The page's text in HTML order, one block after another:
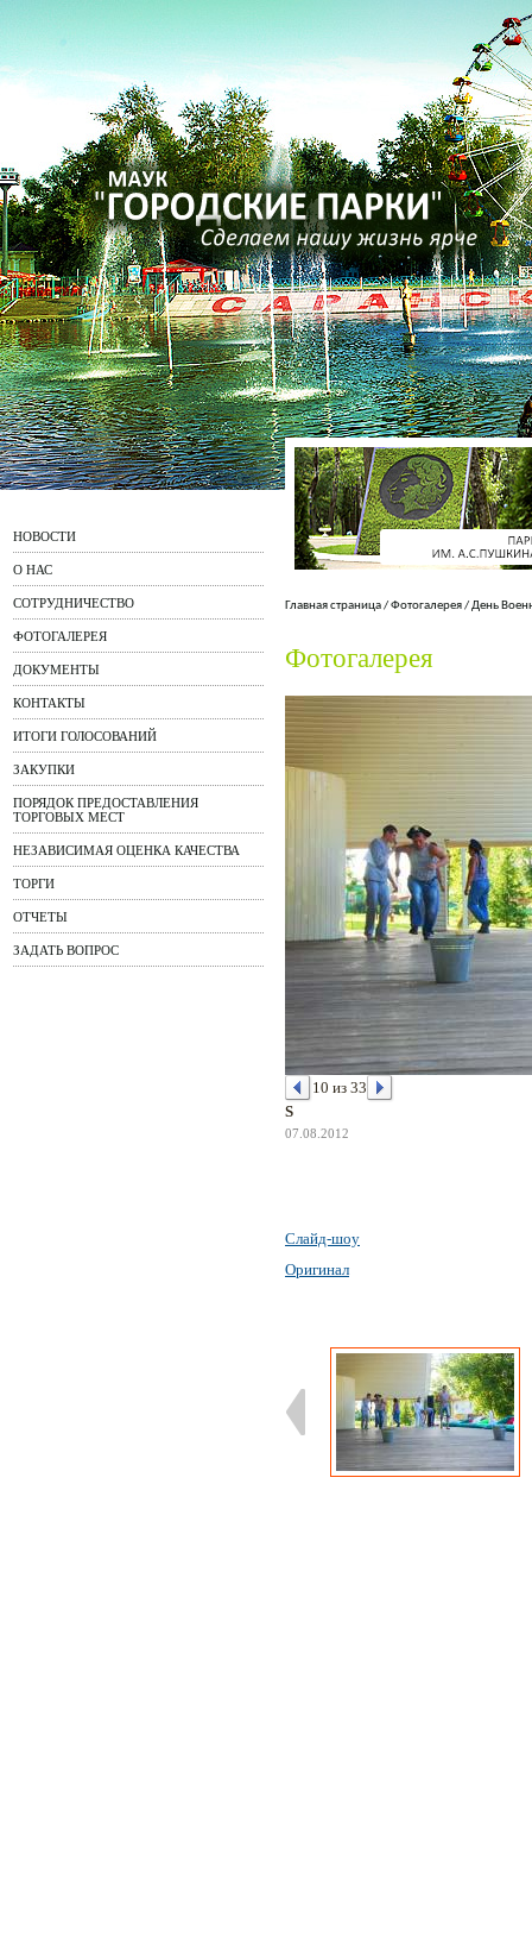
НОВОСТИ
О НАС
СОТРУДНИЧЕСТВО
ФОТОГАЛЕРЕЯ
ДОКУМЕНТЫ
КОНТАКТЫ
ИТОГИ ГОЛОСОВАНИЙ
ЗАКУПКИ
ПОРЯДОК ПРЕДОСТАВЛЕНИЯ
ТОРГОВЫХ МЕСТ
НЕЗАВИСИМАЯ ОЦЕНКА КАЧЕСТВА
ТОРГИ
ОТЧЕТЫ
ЗАДАТЬ ВОПРОС
Главная страница/Фотогалерея/День
Фотогалерея
10 из 33
S
07.08.2012
Слайд-шоу
Оригинал